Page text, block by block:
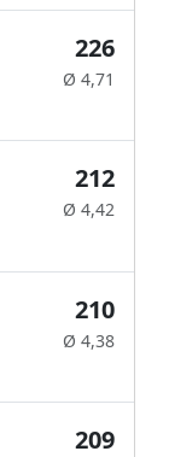
226
Ø 4,71
212
Ø 4,42
210
Ø 4,38
209